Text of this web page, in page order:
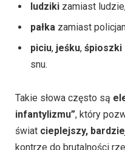
ludziki zamiast
pałka zamiast
piciu, jeśku, śpioszki
snu.
Takie słowa często są
infantylizmu”, który
świat cieplejszy,
kontrze do brutalności